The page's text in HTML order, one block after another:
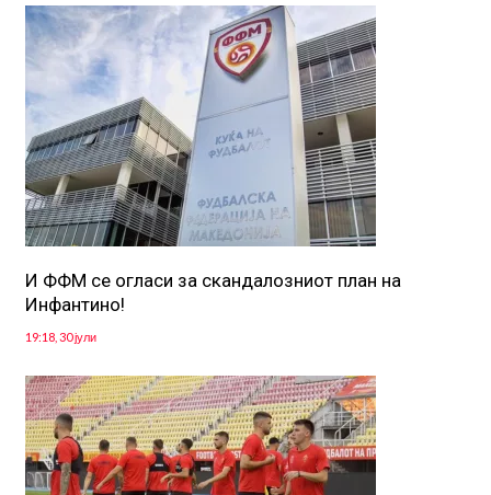
И ФФМ се огласи за скандалозниот план на
Инфантино!
19:18, 30 јули